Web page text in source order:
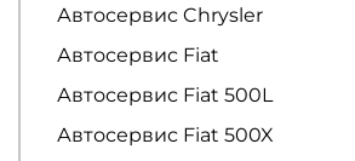
Автосервис Chrysler
Автосервис Fiat
Автосервис Fiat 500L
Автосервис Fiat 500X